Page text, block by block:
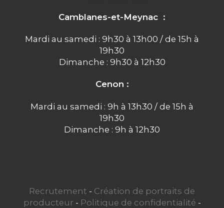
Camblanes-et-Meynac :
Mardi au samedi : 9h30 à 13h00 / de 15h à
19h30
Dimanche : 9h30 à 12h30
Cenon :
Mardi au samedi : 9h à 13h30 / de 15h à
19h30
Dimanche : 9h à 12h30
Recrutement - Création de portraits de
producteur - Politique de confidentialité -